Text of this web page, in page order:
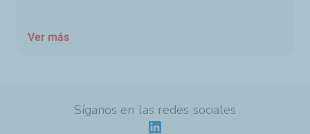
Ver más
Síganos en las redes sociales